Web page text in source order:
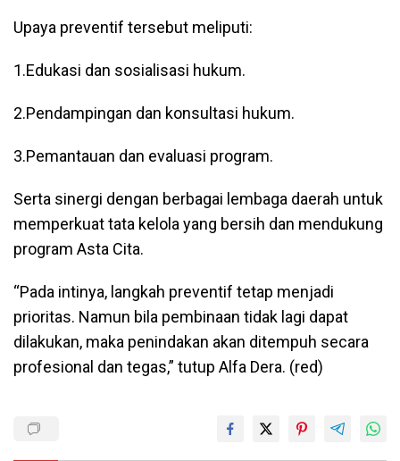
Upaya preventif tersebut meliputi:
1.Edukasi dan sosialisasi hukum.
2.Pendampingan dan konsultasi hukum.
3.Pemantauan dan evaluasi program.
Serta sinergi dengan berbagai lembaga daerah untuk
memperkuat tata kelola yang bersih dan mendukung
program Asta Cita.
“Pada intinya, langkah preventif tetap menjadi
prioritas. Namun bila pembinaan tidak lagi dapat
dilakukan, maka penindakan akan ditempuh secara
profesional dan tegas,” tutup Alfa Dera. (red)